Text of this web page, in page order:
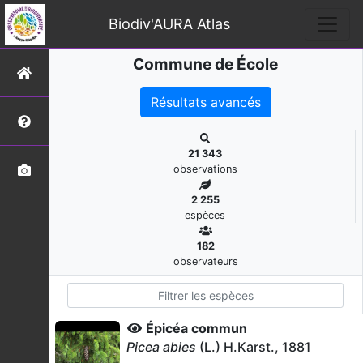
Biodiv'AURA Atlas
Commune de École
Résultats avancés
21 343
observations
2 255
espèces
182
observateurs
Épicéa commun
Picea abies (L.) H.Karst., 1881